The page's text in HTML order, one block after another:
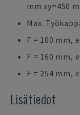
mm xy=450
Max.
F = 100 mm,
F = 160 mm,
F = 254 mm,
Lisätiedot